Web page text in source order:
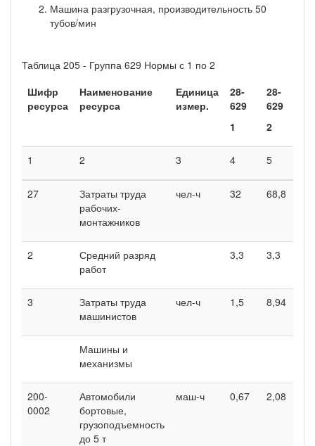
Машина разгрузочная, производительность 50
тубов/мин
Таблица 205 - Группа 629 Нормы с 1 по 2
Шифр
ресурса
Наименование
ресурса
Единица
измер.
28-
629
1
28-
629
2
1 2 3 4 5
27
Затраты труда
рабочих-
монтажников
чел-ч 32 68,8
2
Средний разряд
работ
3,3 3,3
3
Затраты труда
машинистов
чел-ч 1,5 8,94
Машины и
механизмы
200-
0002
Автомобили
бортовые,
грузоподъемность
до 5 т
маш-ч 0,67 2,08